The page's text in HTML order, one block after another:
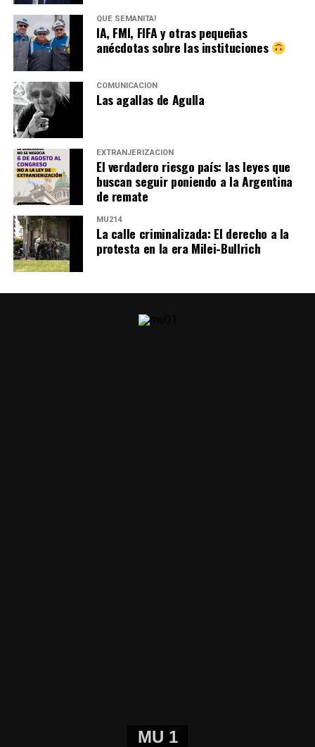
QUÉ SEMANITA!
IA, FMI, FIFA y otras pequeñas
anécdotas sobre las instituciones
COMUNICACIÓN
Las agallas de Agulla
EXTRANJERIZACIÓN
El verdadero riesgo país: las leyes que
buscan seguir poniendo a la Argentina
de remate
MU214
La calle criminalizada: El derecho a la
protesta en la era Milei-Bullrich
MU 1